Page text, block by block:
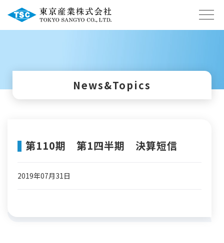
News&Topics
第110期 第1四半期 決算短信
2019年07月31日